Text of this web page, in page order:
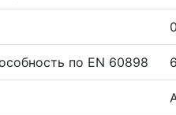
по EN 60898